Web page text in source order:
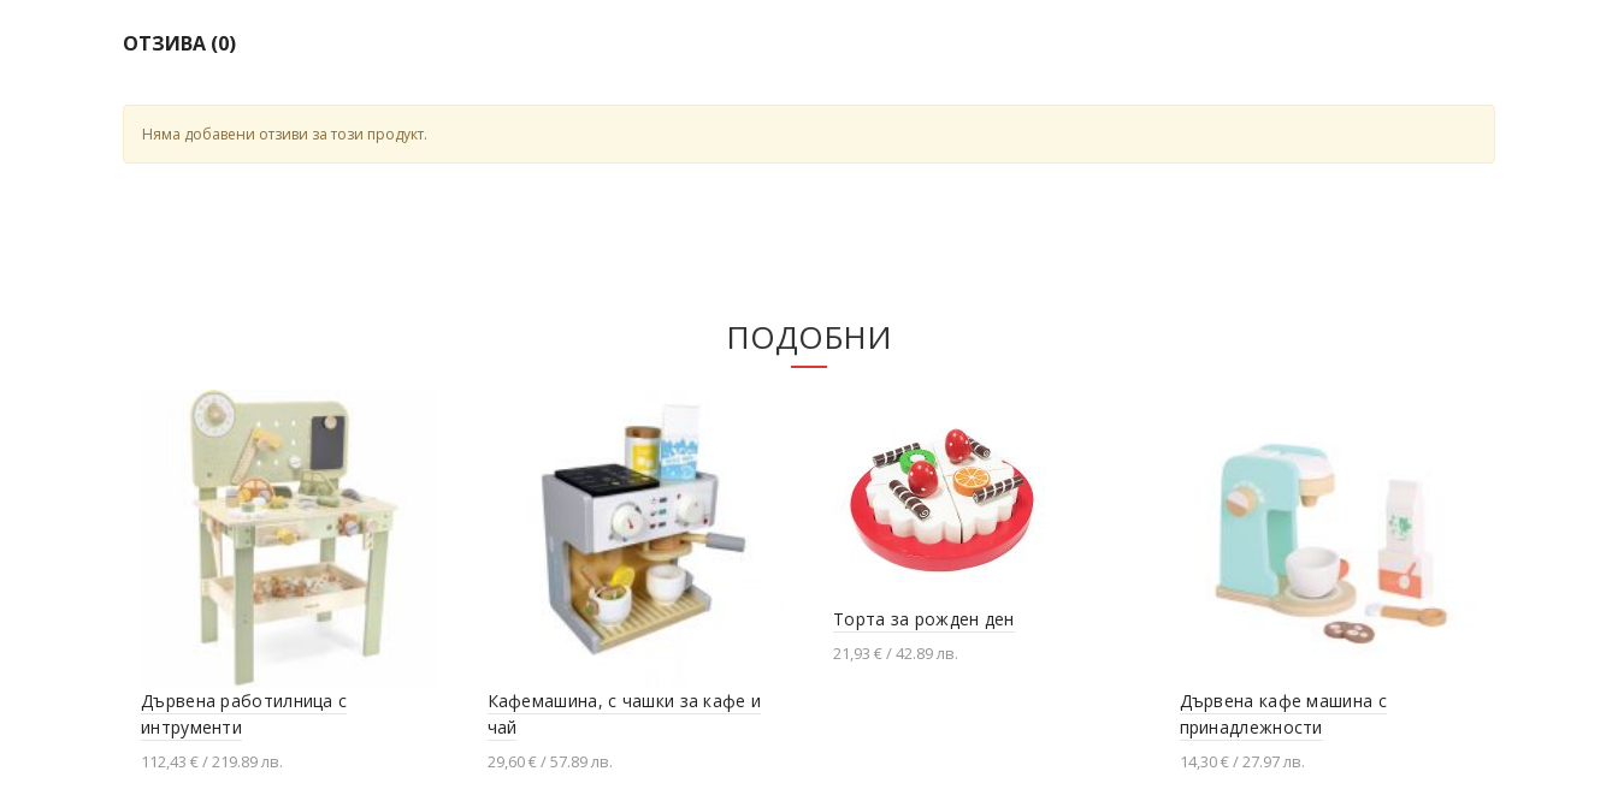
ОТЗИВА (0)
Няма добавени отзиви за този продукт.
ПОДОБНИ
Дървена работилница с
интрументи
112,43 € / 219.89 лв.
Кафемашина, с чашки за кафе и
чай
29,60 € / 57.89 лв.
Торта за рожден ден
21,93 € / 42.89 лв.
Дървена кафе машина с
принадлежности
14,30 € / 27.97 лв.